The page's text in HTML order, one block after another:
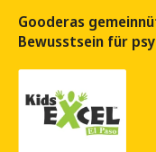
Gooderas
Bewusstsein für